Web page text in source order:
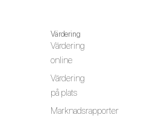
Värdering
Värdering
online
Värdering
på plats
Marknadsrapporter